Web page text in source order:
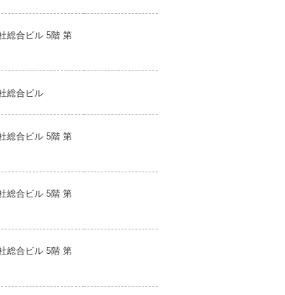
総合ビル 5階 第
総合ビル
総合ビル 5階 第
総合ビル 5階 第
総合ビル 5階 第